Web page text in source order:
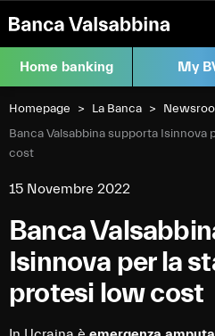
Home banking My
Homepage La Banca
Current:
Banca Valsabbina supporta Isinnova
cost
15 Novembre 2022
Banca
Isinnova per la
protesi low cost